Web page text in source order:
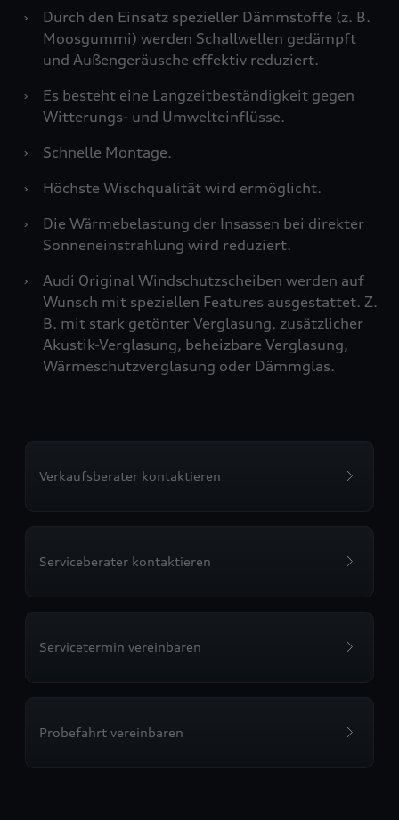
›
Durch den Einsatz spezieller Dämmstoffe (z. B.
Moosgummi) werden Schallwellen gedämpft
und Außengeräusche effektiv reduziert.
›
Es besteht eine Langzeitbeständigkeit gegen
Witterungs- und Umwelteinflüsse.
›
Schnelle Montage.
›
Höchste Wischqualität wird ermöglicht.
›
Die Wärmebelastung der Insassen bei direkter
Sonneneinstrahlung wird reduziert.
›
Audi Original Windschutzscheiben werden auf
Wunsch mit speziellen Features ausgestattet. Z.
B. mit stark getönter Verglasung, zusätzlicher
Akustik-Verglasung, beheizbare Verglasung,
Wärmeschutzverglasung oder Dämmglas.
Verkaufsberater kontaktieren
Serviceberater kontaktieren
Servicetermin vereinbaren
Probefahrt vereinbaren